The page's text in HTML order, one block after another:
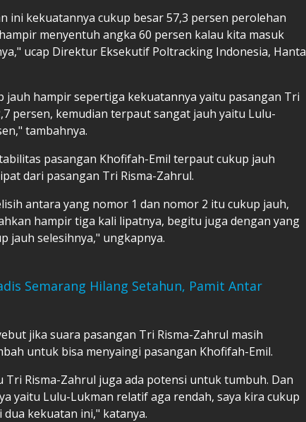
ini kekuatannya cukup besar 57,3 persen perolehan
menyentuh angka 60 persen kalau kita masuk
ucap Direktur Eksekutif Poltracking Indonesia, Hanta
jauh hampir sepertiga kekuatannya yaitu pasangan Tri
persen, kemudian terpaut sangat jauh yaitu Lulu-
tambahnya.
pasangan Khofifah-Emil terpaut cukup jauh
dari pasangan Tri Risma-Zahrul.
antara yang nomor 1 dan nomor 2 itu cukup jauh,
hampir tiga kali lipatnya, begitu juga dengan yang
jauh selesihnya," ungkapnya.
Semarang Hilang Setahun, Pamit Antar
jika suara pasangan Tri Risma-Zahrul masih
untuk bisa menyaingi pasangan Khofifah-Emil.
Tri Risma-Zahrul juga ada potensi untuk tumbuh. Dan
yaitu Lulu-Lukman relatif aga rendah, saya kira cukup
kekuatan ini," katanya.